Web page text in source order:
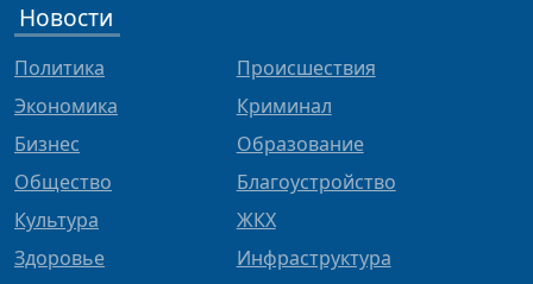
Новости
Политика
Экономика
Бизнес
Общество
Культура
Здоровье
Происшествия
Криминал
Образование
Благоустройство
ЖКХ
Инфраструктура